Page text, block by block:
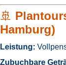
🚢
Hamburg)
Leistung:
Zubuchbare